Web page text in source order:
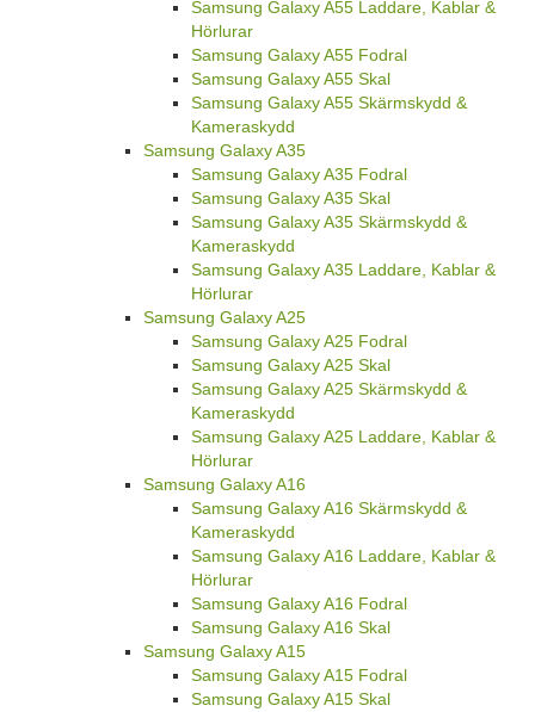
Samsung Galaxy A55 Laddare, Kablar &
Hörlurar
Samsung Galaxy A55 Fodral
Samsung Galaxy A55 Skal
Samsung Galaxy A55 Skärmskydd &
Kameraskydd
Samsung Galaxy A35
Samsung Galaxy A35 Fodral
Samsung Galaxy A35 Skal
Samsung Galaxy A35 Skärmskydd &
Kameraskydd
Samsung Galaxy A35 Laddare, Kablar &
Hörlurar
Samsung Galaxy A25
Samsung Galaxy A25 Fodral
Samsung Galaxy A25 Skal
Samsung Galaxy A25 Skärmskydd &
Kameraskydd
Samsung Galaxy A25 Laddare, Kablar &
Hörlurar
Samsung Galaxy A16
Samsung Galaxy A16 Skärmskydd &
Kameraskydd
Samsung Galaxy A16 Laddare, Kablar &
Hörlurar
Samsung Galaxy A16 Fodral
Samsung Galaxy A16 Skal
Samsung Galaxy A15
Samsung Galaxy A15 Fodral
Samsung Galaxy A15 Skal